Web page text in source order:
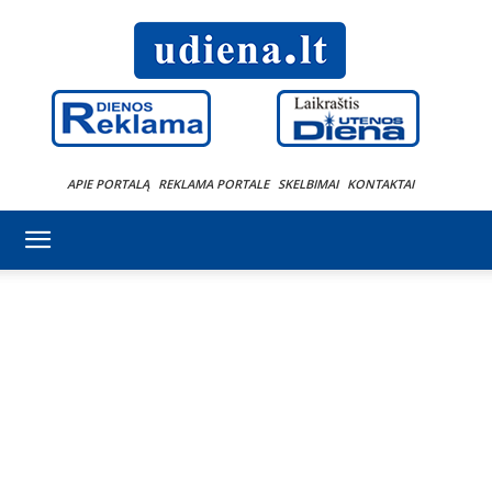
APIE PORTALĄ REKLAMA PORTALE SKELBIMAI KONTAKTAI